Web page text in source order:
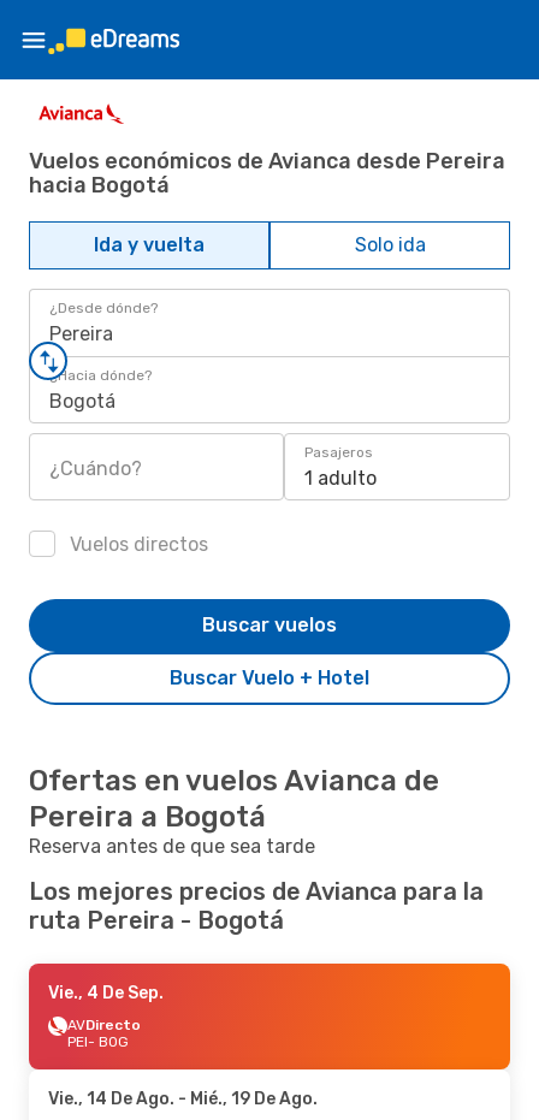
Vuelos económicos de Avianca desde Pereira
hacia Bogotá
Ida y vuelta Solo ida
¿Desde dónde?
Pereira
¿Hacia dónde?
Bogotá
¿Cuándo?
Pasajeros
1 adulto
Vuelos directos
Buscar Vuelo + Hotel
Buscar vuelos
Ofertas en vuelos Avianca de
Pereira a Bogotá
Reserva antes de que sea tarde
Los mejores precios de Avianca para la
ruta Pereira - Bogotá
Vie., 4 De Sep.
AVDirecto
PEI- BOG
Vie., 14 De Ago. - Mié., 19 De Ago.